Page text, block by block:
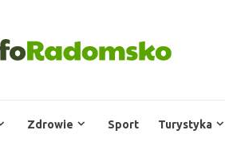
Zdrowie Sport Turystyka